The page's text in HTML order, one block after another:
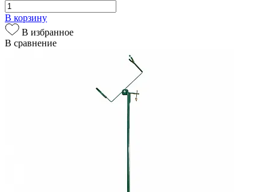
В корзину
В избранное
В сравнение